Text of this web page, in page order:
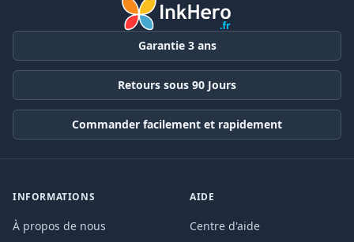
Garantie 3 ans
Retours sous 90 Jours
Commander facilement et rapidement
INFORMATIONS
À propos de nous
AIDE
Centre d'aide